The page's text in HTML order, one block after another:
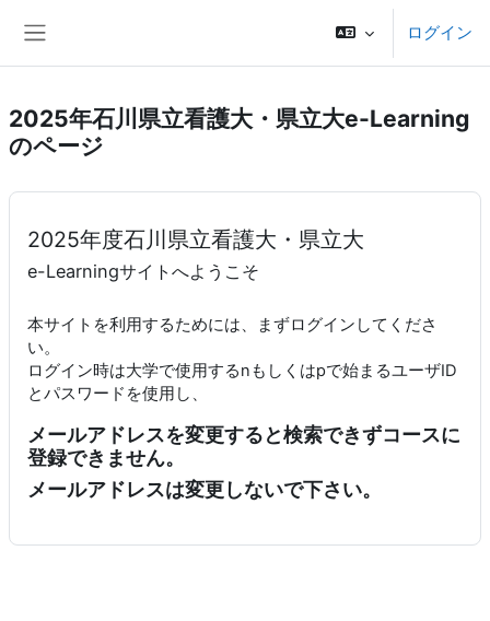
ログイン
2025年石川県立看護大・県立大e-Learning
のページ
2025年度石川県立看護大・県立大
e-Learningサイトへようこそ
本サイトを利用するためには、まずログインしてくださ
い。
ログイン時は大学で使用するnもしくはpで始まるユーザID
とパスワードを使用し、
メールアドレスを変更すると検索できずコースに
登録できません。
メールアドレスは変更しないで下さい。